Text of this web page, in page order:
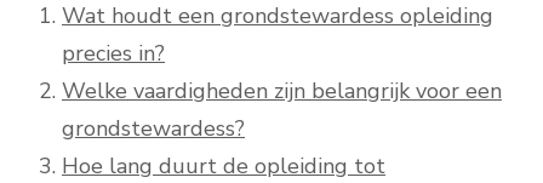
Wat houdt een grondstewardess opleiding
precies in?
Welke vaardigheden zijn belangrijk voor een
grondstewardess?
Hoe lang duurt de opleiding tot